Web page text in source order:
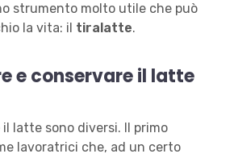
strumento molto utile che può
la vita: il tiralatte.
e conservare il latte
il latte sono diversi. Il primo
lavoratrici che, ad un certo